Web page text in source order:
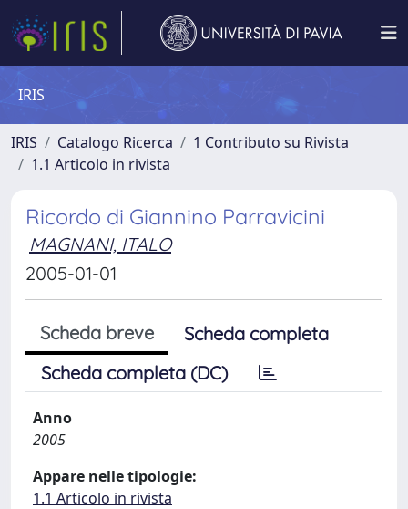
IRIS
IRIS Catalogo Ricerca
1 Contributo su Rivista
1.1 Articolo in rivista
Ricordo di Giannino Parravicini
MAGNANI, ITALO
2005-01-01
Scheda breve
Scheda completa
Scheda completa (DC)
Anno
2005
Appare nelle tipologie:
1.1 Articolo in rivista